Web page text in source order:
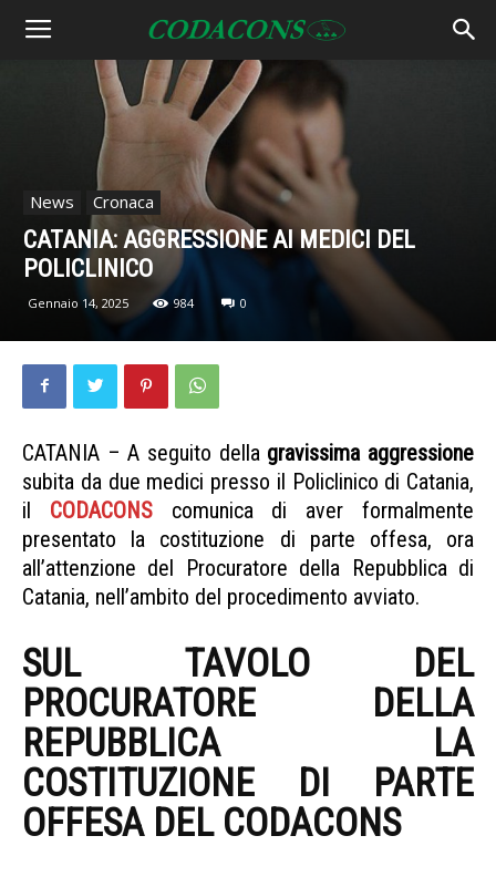
News Cronaca
CATANIA: AGGRESSIONE AI MEDICI DEL
POLICLINICO
Gennaio 14, 2025 984 0
CATANIA – A seguito della gravissima aggressione
subita da due medici presso il Policlinico di Catania,
il CODACONScomunica di aver formalmente
presentato la costituzione di parte offesa, ora
all’attenzione del Procuratore della Repubblica di
Catania, nell’ambito del procedimento avviato.
SUL TAVOLO DEL
PROCURATORE DELLA
REPUBBLICA LA
COSTITUZIONE DI PARTE
OFFESA DEL CODACONS